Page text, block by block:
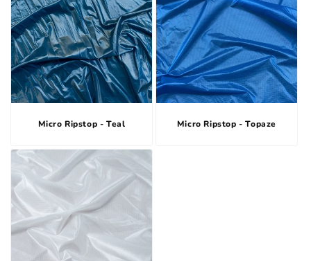
Micro Ripstop - Teal Micro Ripstop - Topaze